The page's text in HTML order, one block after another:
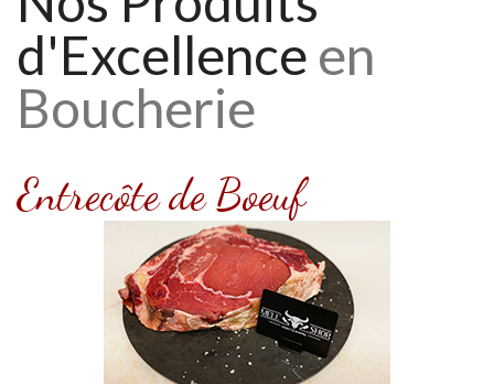
d'Excellence en
Boucherie
Entrecôte de Boeuf